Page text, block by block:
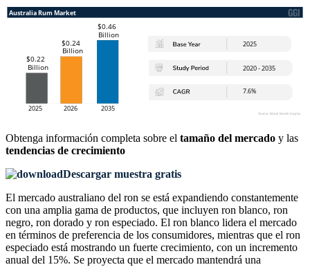
Obtenga información completa sobre el tamaño del mercado y las
tendencias de crecimiento
Descargar muestra gratis
El mercado australiano del ron se está expandiendo constantemente
con una amplia gama de productos, que incluyen ron blanco, ron
negro, ron dorado y ron especiado. El ron blanco lidera el mercado
en términos de preferencia de los consumidores, mientras que el ron
especiado está mostrando un fuerte crecimiento, con un incremento
anual del 15%. Se proyecta que el mercado mantendrá una